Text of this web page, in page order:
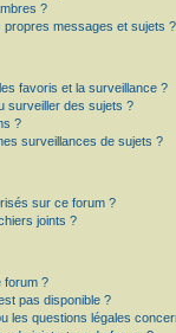
?
messages et sujets ?
favoris et la surveillance ?
surveiller des sujets ?
?
surveillances de sujets ?
sur ce forum ?
joints ?
forum ?
pas disponible ?
les questions légales